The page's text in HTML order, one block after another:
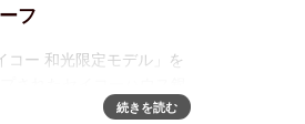
フ
コー 和光限定モデル」を
リーブラックの手巻スプ
続きを読む